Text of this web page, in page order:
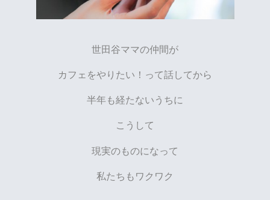
世田谷ママの仲間が
カフェをやりたい！って話してから
半年も経たないうちに
こうして
現実のものになって
私たちもワクワク